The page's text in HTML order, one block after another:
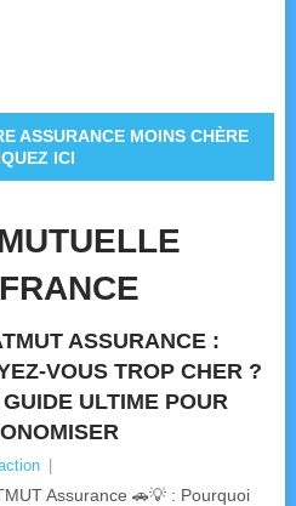
ASSURANCE MOINS CHÈRE
ICI
ASSURANCE :
VOUS TROP CHER ?
ULTIME POUR
Assurance 🚗💡 : Pourquoi